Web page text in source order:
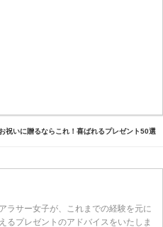
祝いに贈るならこれ！喜ばれるプレゼント50選
ラサー女子が、これまでの経験を元に
るプレゼントのアドバイスをいたしま